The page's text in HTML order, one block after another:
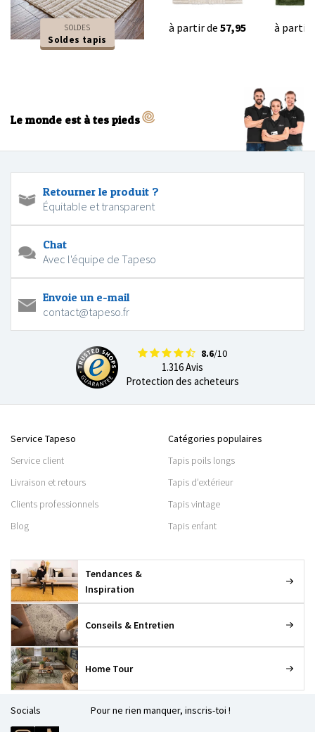
SOLDES
Soldes tapis
à partir de 57,95 à partir
Le monde est à tes pieds
Retourner le produit ?
Équitable et transparent
Chat
Avec l'équipe de Tapeso
Envoie un e-mail
contact@tapeso.fr
8.6/10
1.316 Avis
Protection des acheteurs
Service Tapeso
Service client
Livraison et retours
Clients professionnels
Blog
Catégories populaires
Tapis poils longs
Tapis d’extérieur
Tapis vintage
Tapis enfant
Tendances &
Inspiration
Conseils & Entretien
Home Tour
Socials Pour ne rien manquer, inscris-toi !